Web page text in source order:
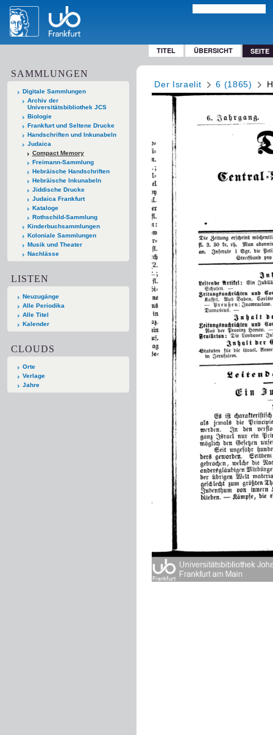
TITEL ÜBERSICHT SEITE
SAMMLUNGEN
Digitale Sammlungen
Archiv der
Universitätsbibliothek JCS
Biologie
Frankfurt und Seltene Drucke
Handschriften und Inkunabeln
Judaica
Compact Memory
Freimann-Sammlung
Hebräische Handschriften
Hebräische Inkunabeln
Jiddische Drucke
Judaica Frankfurt
Kataloge
Rothschild-Sammlung
Kinderbuchsammlungen
Koloniale Sammlungen
Musik und Theater
Nachlässe
LISTEN
Neuzugänge
Alle Periodika
Alle Titel
Kalender
CLOUDS
Orte
Verlage
Jahre
Der Israelit 6 (1865)